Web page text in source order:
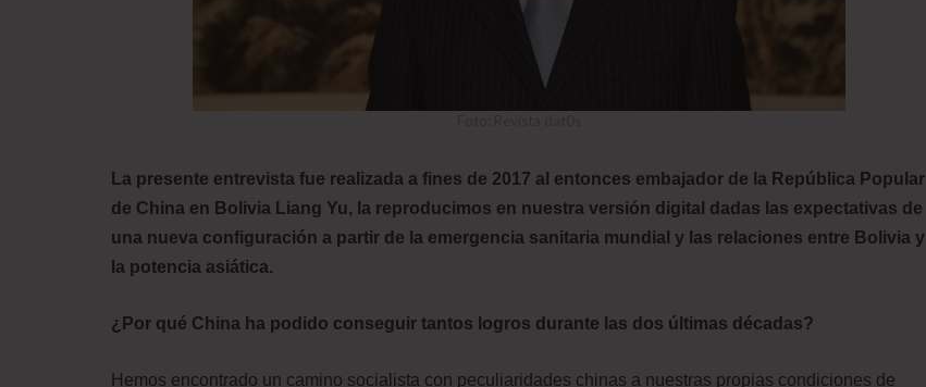
La presente entrevista fue realizada a fines de 2017 al entonces embajador de la República Popular
de China en Bolivia Liang Yu, la reproducimos en nuestra versión digital dadas las expectativas de
una nueva configuración a partir de la emergencia sanitaria mundial y las relaciones entre Bolivia y
la potencia asiática.
¿Por qué China ha podido conseguir tantos logros durante las dos últimas décadas?
Hemos encontrado un camino socialista con peculiaridades chinas a nuestras propias condiciones de